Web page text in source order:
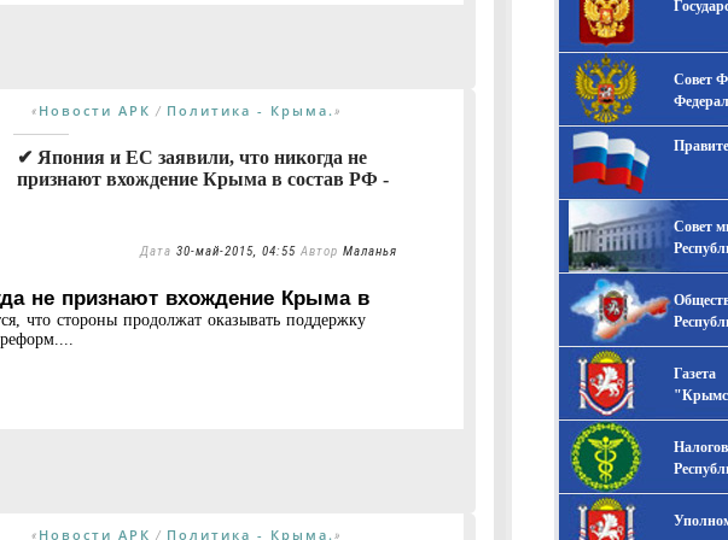
« Новости АРК / Политика - Крыма. »
✔ Япония и ЕС заявили, что никогда не
признают вхождение Крыма в состав РФ -
Дата 30-май-2015, 04:55 Автор Маланья
не признают вхождение Крыма в
что стороны продолжат оказывать поддержку
« Новости АРК / Политика - Крыма. »
Совет
Совет
Газета